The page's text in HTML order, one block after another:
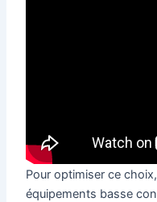
Pour optimiser ce
équipements basse